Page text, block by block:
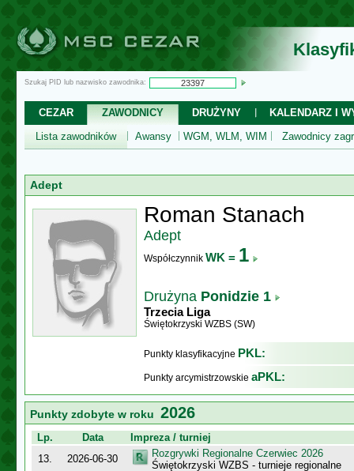
Szukaj PID lub nazwisko zawodnika:
CEZAR ZAWODNICY DRUŻYNY
KALENDARZ I
Lista zawodników
Awansy WGM, WLM, WIM Zawodnicy
Adept
Roman Stanach
Adept
Współczynnik WK = 1
Drużyna Ponidzie 1
Trzecia Liga
Świętokrzyski WZBS (SW)
Punkty klasyfikacyjne PKL:
Punkty arcymistrzowskie aPKL:
Punkty zdobyte w roku 2026
Lp. Data
Impreza / turniej
13.
2026-06-30
Rozgrywki Regionalne Czerwiec 2026
Świętokrzyski WZBS - turnieje regionalne